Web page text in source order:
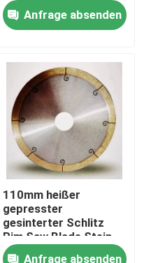
Anfrage absenden
110mm heißer
gepresster
gesinterter Schlitz
Rim Saw Blade Stein-
Diamond Blades J
Anfrage absenden